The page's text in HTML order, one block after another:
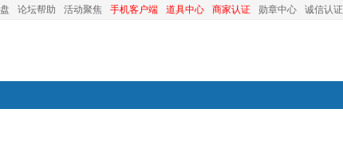
论坛帮助 活动聚焦 手机客户端 道具中心 商家认证 勋章中心 诚信认证